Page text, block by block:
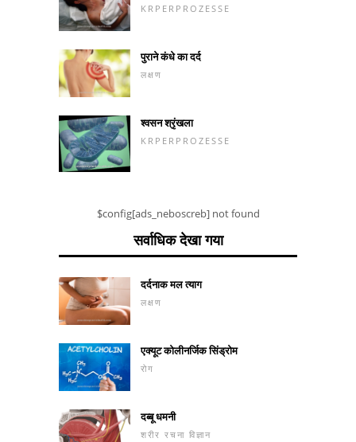
KRPERPROZESSE
पुराने कंधे का दर्द
लक्षण
श्वसन श्रृंखला
KRPERPROZESSE
$config[ads_neboscreb] not found
सर्वाधिक देखा गया
दर्दनाक मल त्याग
लक्षण
एक्यूट कोलीनर्जिक सिंड्रोम
रोग
दब्बू धमनी
शरीर रचना विज्ञान